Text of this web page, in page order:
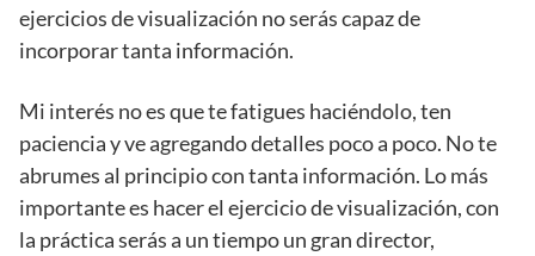
ejercicios de visualización no serás capaz de
incorporar tanta información.
Mi interés no es que te fatigues haciéndolo, ten
paciencia y ve agregando detalles poco a poco. No te
abrumes al principio con tanta información. Lo más
importante es hacer el ejercicio de visualización, con
la práctica serás a un tiempo un gran director,